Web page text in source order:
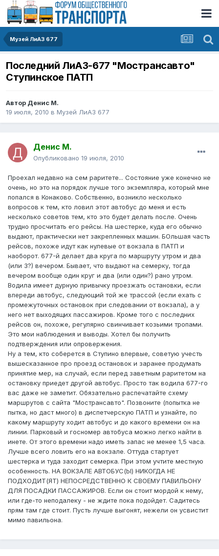
Музей ЛиАЗ 677
Последний ЛиАЗ-677 "Мострансавто"
Ступинское ПАТП
Автор Денис М.
19 июля, 2010 в Музей ЛиАЗ 677
Денис М.
Опубликовано 19 июля, 2010
Проехал недавно на сем раритете... Состояние уже конечно не
очень, но это на порядок лучше того экземпляра, который мне
попался в Конаково. Собственно, возникло несколько
вопросов к тем, кто ловил этот автобус до меня и есть
несколько советов тем, кто это будет делать после. Очень
трудно просчитать его рейсы. На шестерке, куда его обычно
выдают, практически нет закрепленных машин. БОльшая часть
рейсов, похоже идут как нулевые от вокзала в ПАТП и
наоборот. 677-й делает два круга по маршруту утром и два
(или 3?) вечером. Бывает, что выдают на семерку, тогда
вечером вообще один круг и два (или один?) рано утром.
Водила имеет дурную привычку проезжать остановки, если
впереди автобус, следующий той же трассой (если ехать с
промежуточных остановок при следовании от вокзала), а у
него нет выходящих пассажиров. Кроме того с последних
рейсов он, похоже, регулярно свинчивает козьими тропами.
Это мои наблюдения и выводы. Хотел бы получить
подтверждения или опровержения.
Ну а тем, кто соберется в Ступино впервые, советую учесть
вышесказанное про проезд остановок и заранее продумать
принятие мер, на случай, если перед заветным раритетом на
остановку приедет другой автобус. Просто так водила 677-го
вас даже не заметит. Обязательно распечатайте схему
маршрутов с сайта "Мострансавто". Позвоните (попытка не
пытка, но даст много) в диспетчерскую ПАТП и узнайте, по
какому маршруту ходит автобус и до какого времени он на
линии. Парковый и госномер автобуса можно легко найти в
инете. От этого времени надо иметь запас не менее 1,5 часа.
Лучше всего ловить его на вокзале. Оттуда стартует
шестерка и туда заходит семерка. При этом учтите местную
особенность. НА ВОКЗАЛЕ АВТОБУС(Ы) НИКОГДА НЕ
ПОДХОДИТ(ЯТ) НЕПОСРЕДСТВЕННО К СВОЕМУ ПАВИЛЬОНУ
ДЛЯ ПОСАДКИ ПАССАЖИРОВ. Если он стоит мордой к нему,
или где-то неподалеку - не ждите пока подойдет. Садитесь
прям там где стоит. Пусть лучше выгонят, нежели он усвистит
мимо павильона.